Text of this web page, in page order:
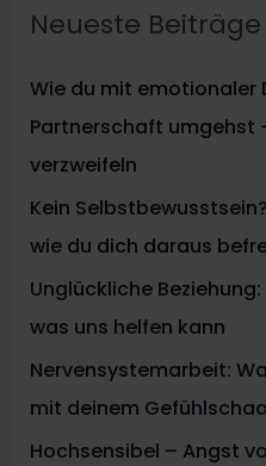
Neueste Beiträge
Wie du mit emotionaler
Partnerschaft umgehst
verzweifeln
Kein
wie du dich daraus
Unglückliche
was uns helfen kann
Nervensystemarbeit:
mit deinem
Hochsensibel – Angst